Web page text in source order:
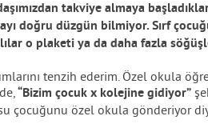
takviye almaya
doğru düzgün bilmiyor. Sırf
o plaketi ya da daha fazla
tenzih ederim. Özel okula
“Bizim çocuk x kolejine gidiyor”
çocuğunu özel okula gönderiyor